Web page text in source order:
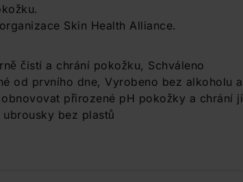
Skin Health Alliance.
čistí a chrání pokožku, Schváleno
od prvního dne, Vyrobeno bez alkoholu a
přirozené pH pokožky a chrání ji
bez plastů